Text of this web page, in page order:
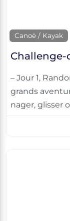
Canoë / Kayak
Challenge-
– Jour 1,
grands
nager, glisser